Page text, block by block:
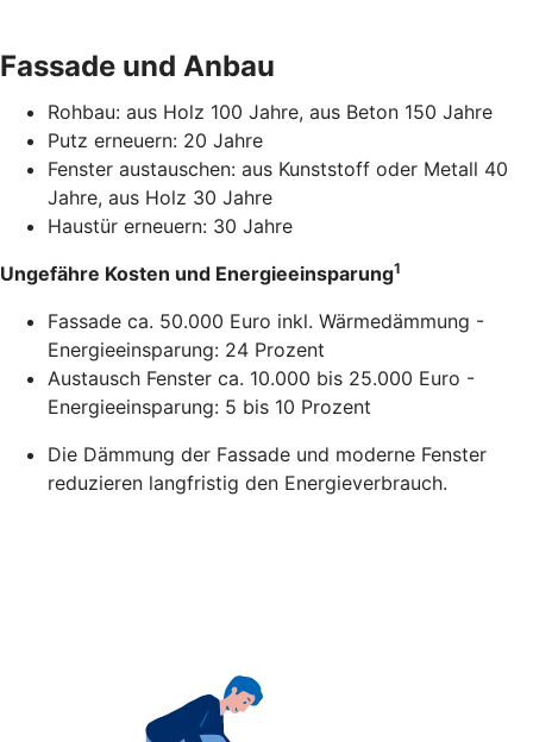
Fassade und Anbau
Rohbau: aus Holz 100 Jahre, aus Beton 150 Jahre
Putz erneuern: 20 Jahre
Fenster austauschen: aus Kunststoff oder Metall 40
Jahre, aus Holz 30 Jahre
Haustür erneuern: 30 Jahre
Ungefähre Kosten und Energieeinsparung1
Fassade ca. 50.000 Euro inkl. Wärmedämmung -
Energieeinsparung: 24 Prozent
Austausch Fenster ca. 10.000 bis 25.000 Euro -
Energieeinsparung: 5 bis 10 Prozent
Die Dämmung der Fassade und moderne Fenster
reduzieren langfristig den Energieverbrauch.